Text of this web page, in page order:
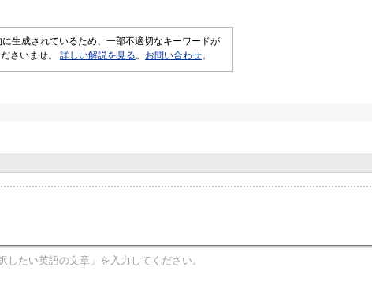
生成されているため、一部不適切なキーワードが
さいませ。 詳しい解説を見る 。 お問い合わせ。